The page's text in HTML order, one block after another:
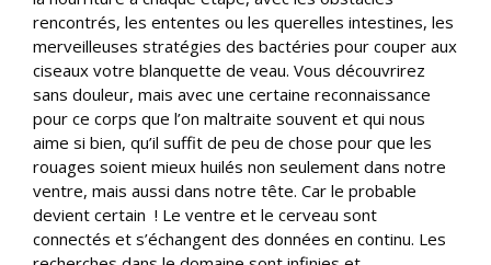
rencontrés, les ententes ou les querelles intestines, les
merveilleuses stratégies des bactéries pour couper aux
ciseaux votre blanquette de veau. Vous découvrirez
sans douleur, mais avec une certaine reconnaissance
pour ce corps que l’on maltraite souvent et qui nous
aime si bien, qu’il suffit de peu de chose pour que les
rouages soient mieux huilés non seulement dans notre
ventre, mais aussi dans notre tête. Car le probable
devient certain ! Le ventre et le cerveau sont
connectés et s’échangent des données en continu. Les